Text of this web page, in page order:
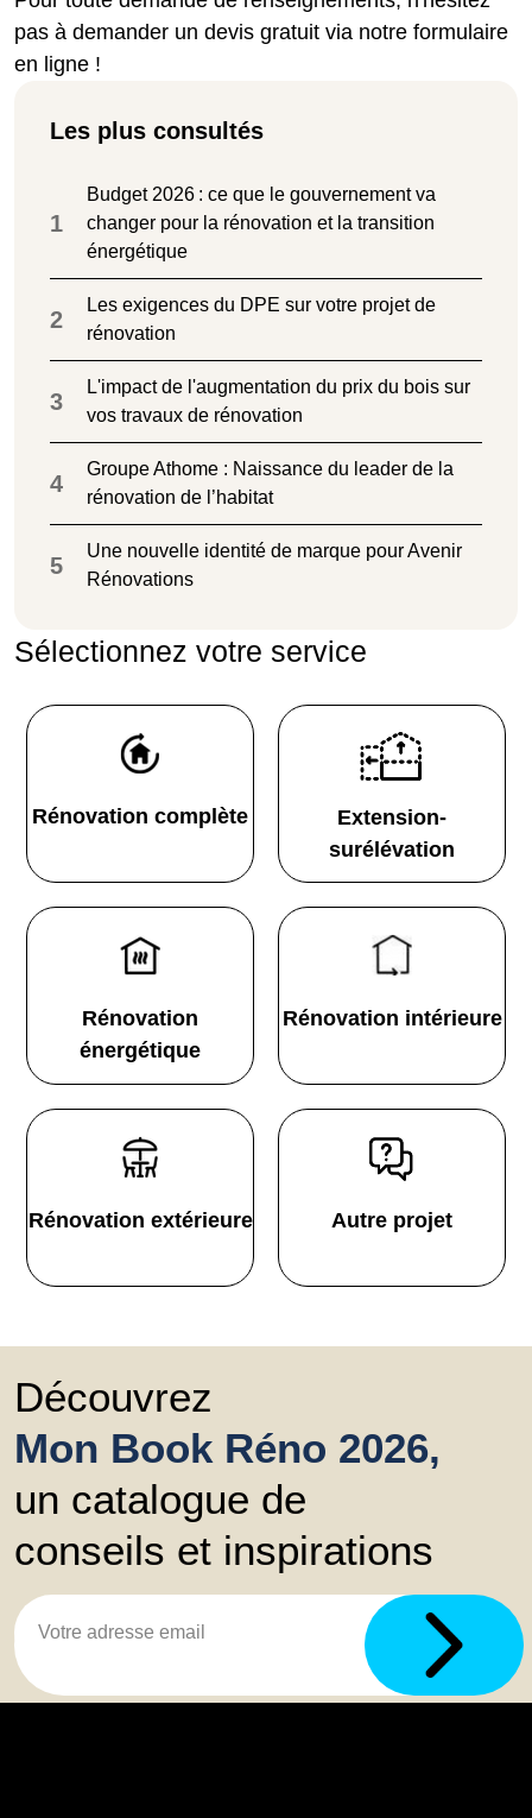
pas à demander un devis gratuit via notre formulaire
en ligne !
Les plus consultés
1
Budget 2026 : ce que le gouvernement va
changer pour la rénovation et la transition
énergétique
2
Les exigences du DPE sur votre projet de
rénovation
3
L'impact de l'augmentation du prix du bois sur
vos travaux de rénovation
4
Groupe Athome : Naissance du leader de la
rénovation de l’habitat
5
Une nouvelle identité de marque pour Avenir
Rénovations
Sélectionnez votre service
Rénovation complète
Extension-
surélévation
Rénovation
énergétique
Rénovation intérieure
Rénovation extérieure Autre projet
Découvrez
Mon Book Réno 2026,
un catalogue de
conseils et inspirations